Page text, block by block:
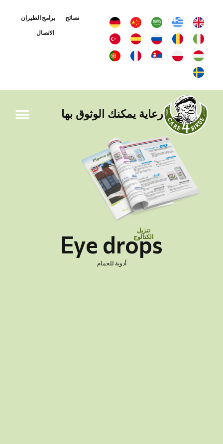
نصائح برامج الطيران
الاتصال
رعاية يمكنك الوثوق بها
تنزيل
الكتالوج
Eye drops
أدوية للحمام